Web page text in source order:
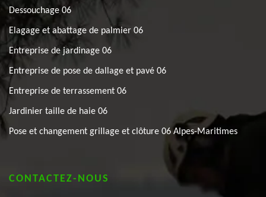
Dessouchage 06
Elagage et abattage de palmier 06
Entreprise de jardinage 06
Entreprise de pose de dallage et pavé 06
Entreprise de terrassement 06
Jardinier taille de haie 06
Pose et changement grillage et clôture 06 Alpes-Maritimes
CONTACTEZ-NOUS